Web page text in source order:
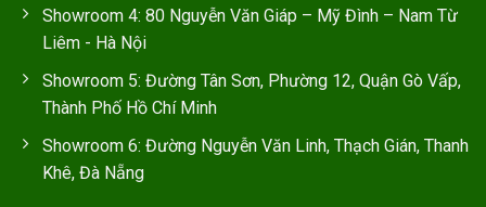
Showroom 4: 80 Nguyễn Văn Giáp – Mỹ Đình – Nam Từ
Liêm - Hà Nội
Showroom 5: Đường Tân Sơn, Phường 12, Quận Gò Vấp,
Thành Phố Hồ Chí Minh
Showroom 6: Đường Nguyễn Văn Linh, Thạch Gián, Thanh
Khê, Đà Nẵng